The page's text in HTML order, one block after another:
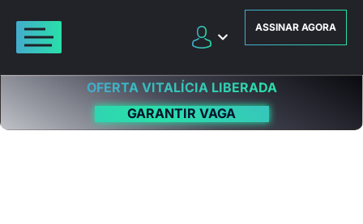
ASSINAR AGORA
OFERTA VITALÍCIA LIBERADA
GARANTIR VAGA